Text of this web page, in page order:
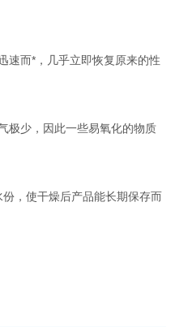
而*，几乎立即恢复原来的性
少，因此一些易氧化的物质
，使干燥后产品能长期保存而